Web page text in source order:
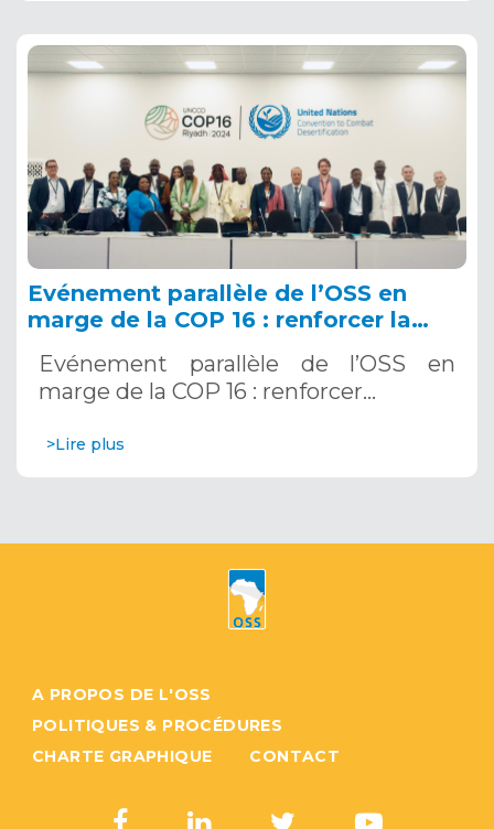
Evénement parallèle de l’OSS en
marge de la COP 16 : renforcer la
Systèmes d’Alerte Précoce
Multirisques. 12 décembre 2024
Evénement parallèle de l’OSS en
marge de la COP 16 : renforcer…
>Lire plus
A PROPOS DE L'OSS
POLITIQUES & PROCÉDURES
CHARTE GRAPHIQUE
CONTACT